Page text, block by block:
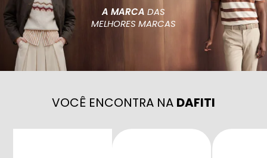
A MARCA DAS
MELHORES MARCAS
VOCÊ ENCONTRA NA DAFITI